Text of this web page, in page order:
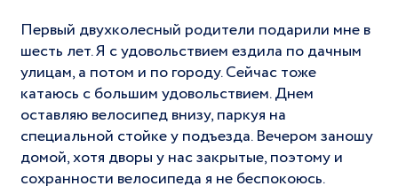
Первый двухколесный родители подарили мне в
шесть лет. Я с удовольствием ездила по дачным
улицам, а потом и по городу. Сейчас тоже
катаюсь с большим удовольствием. Днем
оставляю велосипед внизу, паркуя на
специальной стойке у подъезда. Вечером заношу
домой, хотя дворы у нас закрытые, поэтому и
сохранности велосипеда я не беспокоюсь.